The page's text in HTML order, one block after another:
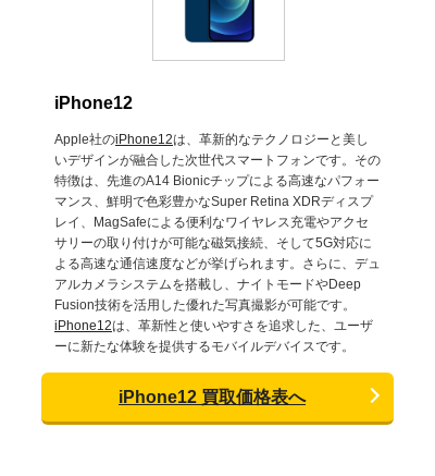
iPhone12
Apple社のiPhone12は、革新的なテクノロジーと美し
いデザインが融合した次世代スマートフォンです。その
特徴は、先進のA14 Bionicチップによる高速なパフォー
マンス、鮮明で色彩豊かなSuper Retina XDRディスプ
レイ、MagSafeによる便利なワイヤレス充電やアクセ
サリーの取り付けが可能な磁気接続、そして5G対応に
よる高速な通信速度などが挙げられます。さらに、デュ
アルカメラシステムを搭載し、ナイトモードやDeep
Fusion技術を活用した優れた写真撮影が可能です。
iPhone12は、革新性と使いやすさを追求した、ユーザ
ーに新たな体験を提供するモバイルデバイスです。
iPhone12 買取価格表へ